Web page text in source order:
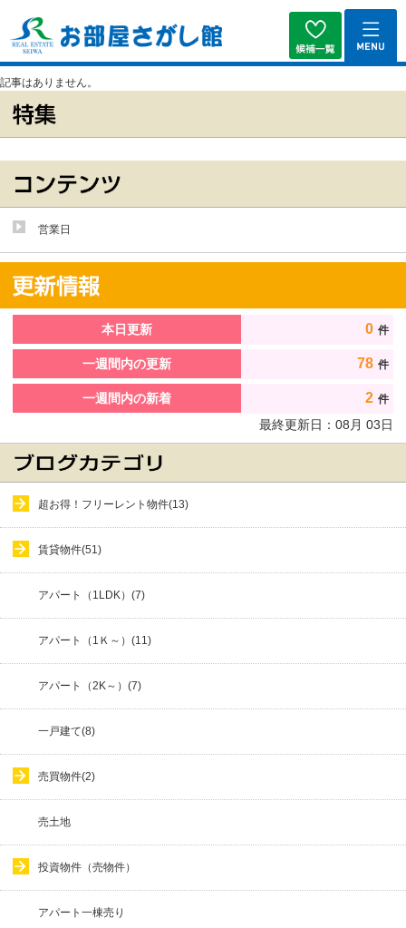
記事はありません。
営業日
本日更新 0 件
一週間内の更新 78 件
一週間内の新着 2 件
最終更新日： 08 月 03日
超お得！フリーレント物件(13)
賃貸物件(51)
アパート（1LDK）(7)
アパート（1Ｋ～）(11)
アパート（2K～）(7)
一戸建て(8)
売買物件(2)
売土地
投資物件（売物件）
アパート一棟売り